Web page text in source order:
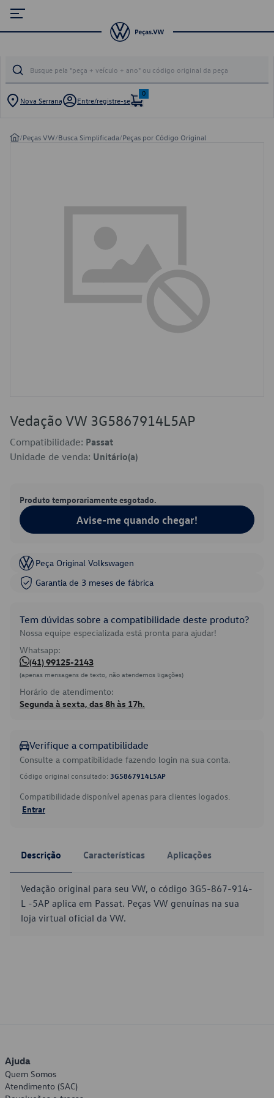
Nova Serrana Entre/registre-se
0
/Peças VW/Busca Simplificada/Peças por Código Original
Vedação VW 3G5867914L5AP
Compatibilidade: Passat
Unidade de venda: Unitário(a)
Produto temporariamente esgotado.
Avise-me quando chegar!
Peça Original Volkswagen
Garantia de 3 meses de fábrica
Tem dúvidas sobre a compatibilidade deste produto?
Nossa equipe especializada está pronta para ajudar!
Whatsapp:
(41) 99125-2143
(apenas mensagens de texto, não atendemos ligações)
Horário de atendimento:
Segunda à sexta, das 8h às 17h.
Verifique a compatibilidade
Consulte a compatibilidade fazendo login na sua conta.
Código original consultado: 3G5867914L5AP
Compatibilidade disponível apenas para clientes logados.
Entrar
Descrição Características Aplicações
Vedação original para seu VW, o código 3G5-867-914-
L -5AP aplica em Passat. Peças VW genuínas na sua
loja virtual oficial da VW.
Ajuda
Quem Somos
Atendimento (SAC)